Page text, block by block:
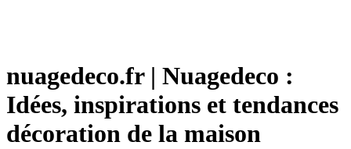
nuagedeco.fr | Nuagedeco :
Idées, inspirations et tendances
décoration de la maison